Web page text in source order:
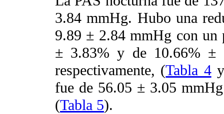
3.84 mmHg. Hubo una
9.89 ± 2.84 mmHg con un
± 3.83% y de 10.66%
respectivamente, (Tabla 4
fue de 56.05 ± 3.05
(Tabla 5).